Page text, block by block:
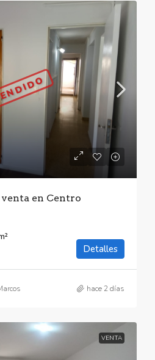
en Centro
Detalles
hace 2 días
VENTA